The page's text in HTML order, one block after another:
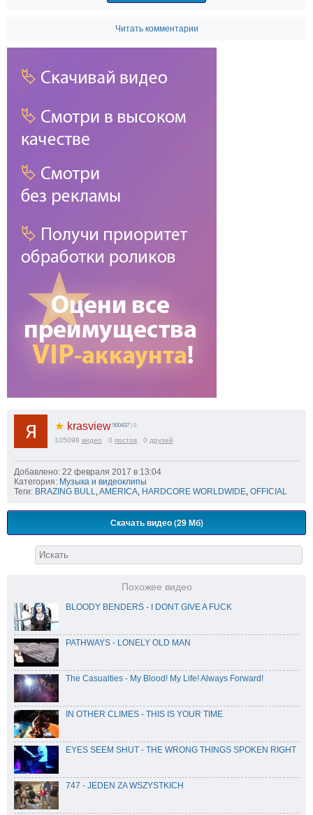
Читать комментарии
★ krasview 500437 | 0
105098 видео 0 постов 0 друзей
Добавлено: 22 февраля 2017 в 13:04
Категория: Музыка и видеоклипы
Теги: BRAZING BULL AMERICA HARDCORE WORLDWIDE OFFICIAL
Скачать видео (29 Мб)
Похожее видео
BLOODY BENDERS - I DONT GIVE A FUCK
PATHWAYS - LONELY OLD MAN
The Casualties - My Blood! My Life! Always Forward!
IN OTHER CLIMES - THIS IS YOUR TIME
EYES SEEM SHUT - THE WRONG THINGS SPOKEN RIGHT
747 - JEDEN ZA WSZYSTKICH